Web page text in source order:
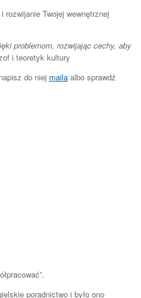
rozwijanie Twojej wewnętrznej
problemom, rozwijając cechy, aby
i teoretyk kultury
do niej maila albo sprawdź
poradnictwo i było ono